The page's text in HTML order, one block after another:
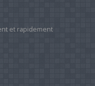
et rapidement